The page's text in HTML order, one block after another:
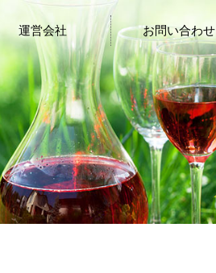
運営会社 お問い合わせ